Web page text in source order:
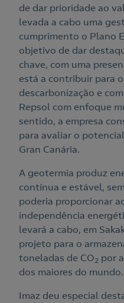
de dar prioridade ao
levada a cabo uma
cumprimento o Plano
objetivo de dar
chave, com uma
está a contribuir para
descarbonização e
Repsol com enfoque
sentido, a empresa
para avaliar o
Gran Canária.
A geotermia produz
contínua e estável,
poderia proporcionar
independência
levará a cabo, em
projeto para o
toneladas de CO2 por
dos maiores do mundo.
Imaz deu especial